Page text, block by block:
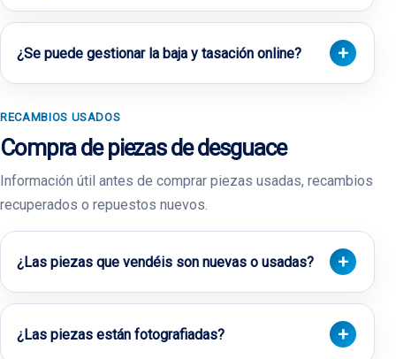
¿Se puede gestionar la baja y tasación online?
RECAMBIOS USADOS
Compra de piezas de desguace
Información útil antes de comprar piezas usadas, recambios
recuperados o repuestos nuevos.
¿Las piezas que vendéis son nuevas o usadas?
¿Las piezas están fotografiadas?